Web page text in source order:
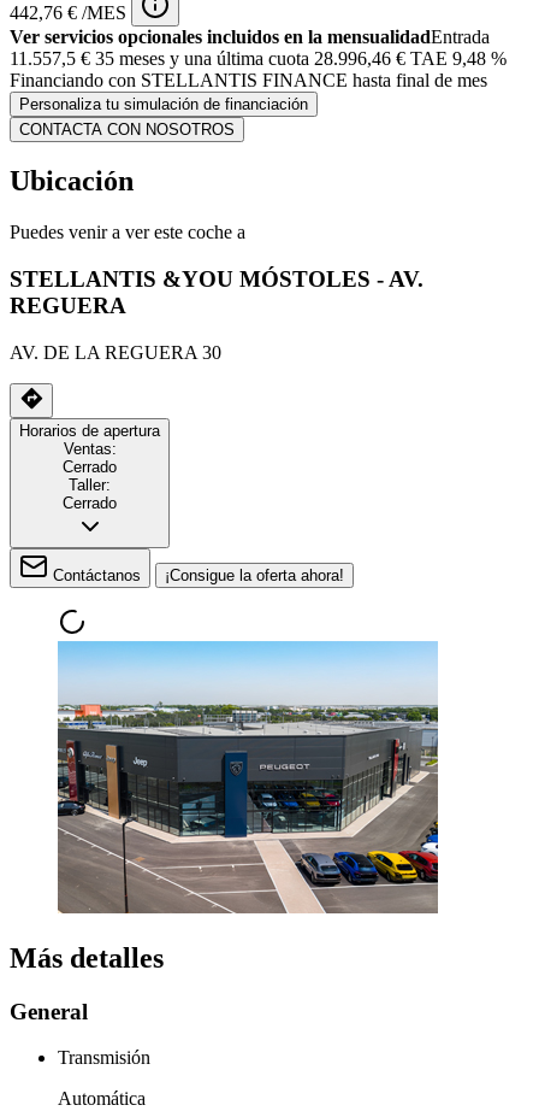
442,76 € /MES
Ver servicios opcionales incluidos en la mensualidadEntrada
11.557,5 € 35 meses y una última cuota 28.996,46 € TAE 9,48 %
Financiando con STELLANTIS FINANCE hasta final de mes
Personaliza tu simulación de financiación
CONTACTA CON NOSOTROS
Ubicación
Puedes venir a ver este coche a
STELLANTIS &YOU MÓSTOLES - AV.
REGUERA
AV. DE LA REGUERA 30
Horarios de apertura
Ventas:
Cerrado
Taller:
Cerrado
Contáctanos ¡Consigue la oferta ahora!
Más detalles
General
Transmisión
Automática